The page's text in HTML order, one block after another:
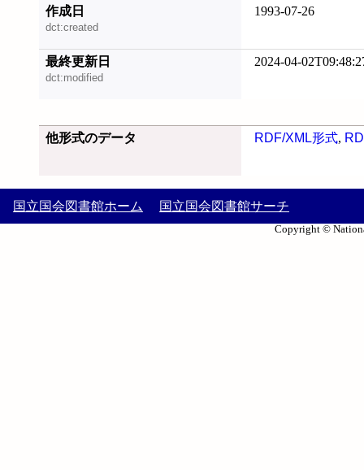
作成日
dct:created
1993-07-26
最終更新日
dct:modified
2024-04-
他形式のデータ RDF/XML形式,
国立国会図書館ホーム 国立国会図書館サーチ
Copyright ©